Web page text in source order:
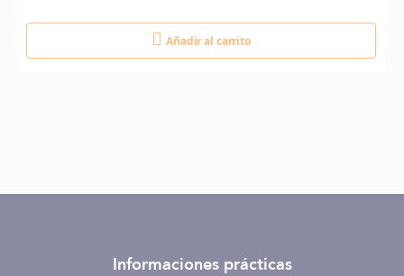
Añadir al carrito
Informaciones prácticas